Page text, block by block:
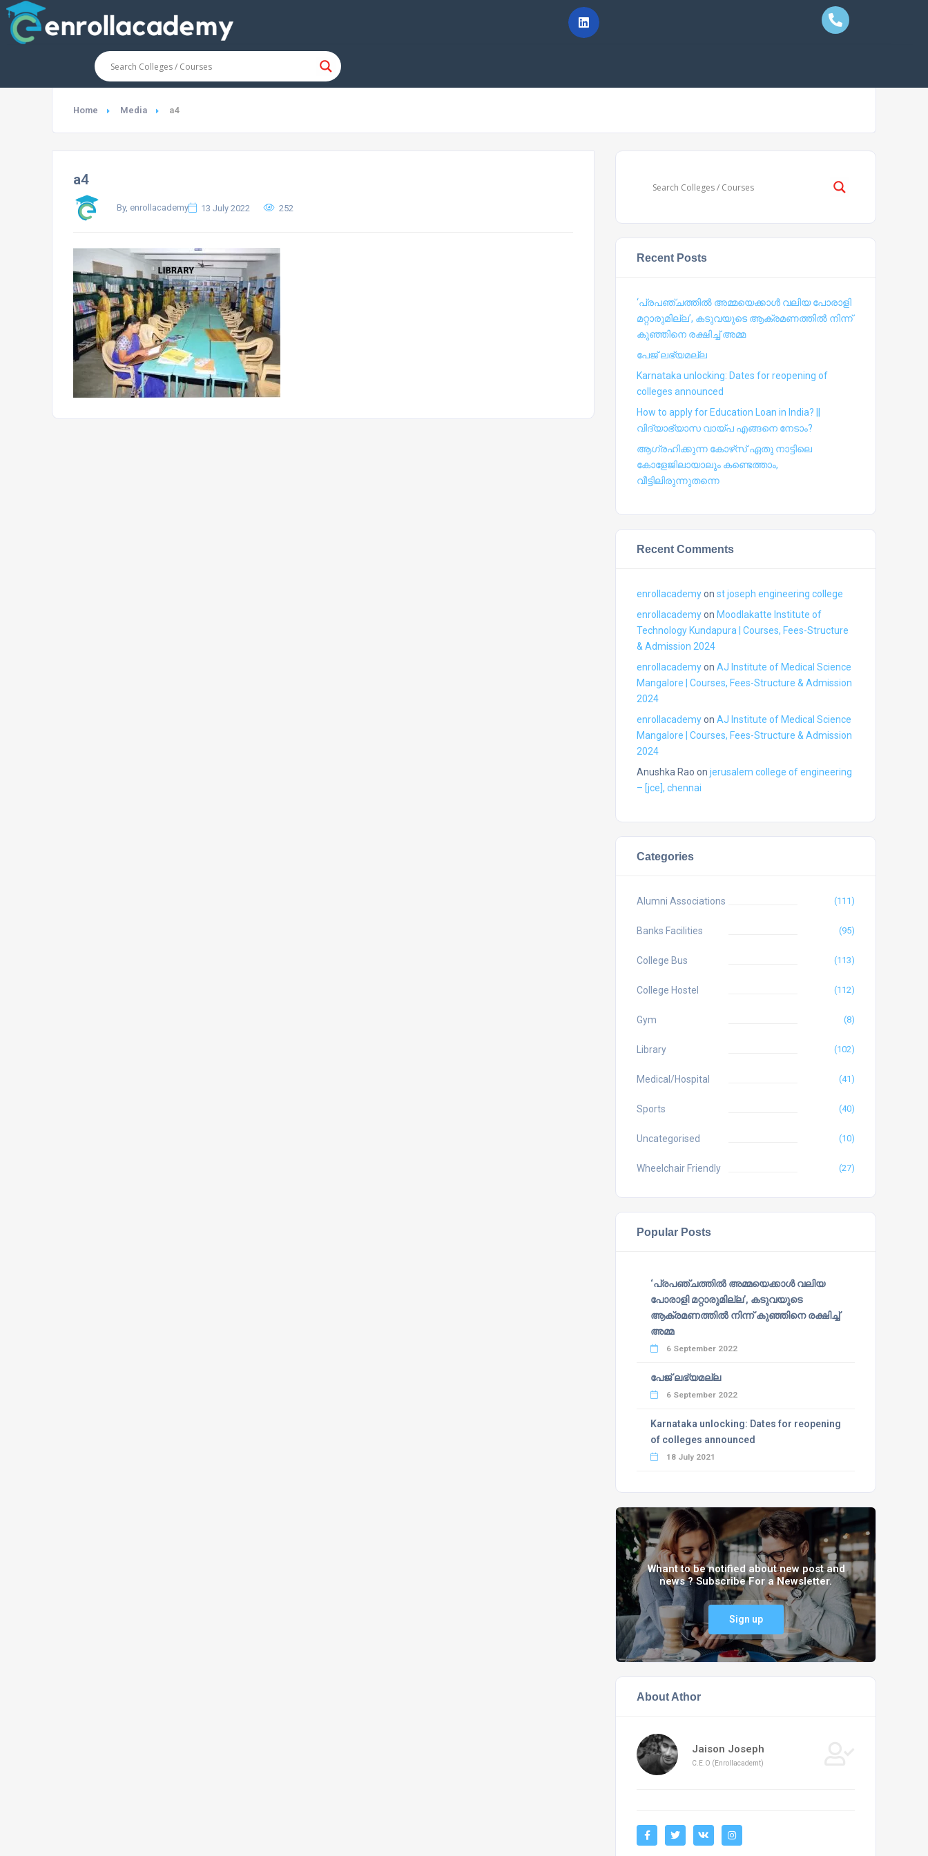
Home Media a4
a4
By, enrollacademy 13 July 2022 252
Recent Posts
‘പ്രപഞ്ചത്തില്‍ അമ്മയെക്കാള്‍ വലിയ പോരാളി
മറ്റാരുമില്ല’, കടുവയുടെ ആക്രമണത്തില്‍ നിന്ന്
കുഞ്ഞിനെ രക്ഷിച്ച് അമ്മ
പേജ് ലഭ്യമല്ല
Karnataka unlocking: Dates for reopening of
colleges announced
How to apply for Education Loan in India? ||
വിദ്യാഭ്യാസ വായ്പ എങ്ങനെ നേടാം?
ആഗ്രഹിക്കുന്ന കോഴ്‍സ് ഏതു നാട്ടിലെ
കോളേജിലായാലും കണ്ടെത്താം,
വീട്ടിലിരുന്നുതന്നെ
Recent Comments
enrollacademyon st joseph engineering college
enrollacademyon Moodlakatte Institute of
Technology Kundapura | Courses, Fees-Structure
& Admission 2024
enrollacademyon AJ Institute of Medical Science
Mangalore | Courses, Fees-Structure & Admission
2024
enrollacademyon AJ Institute of Medical Science
Mangalore | Courses, Fees-Structure & Admission
2024
Anushka Rao on jerusalem college of engineering
– [jce], chennai
Categories
Alumni Associations (111)
Banks Facilities (95)
College Bus (113)
College Hostel (112)
Gym (8)
Library (102)
Medical/Hospital (41)
Sports (40)
Uncategorised (10)
Wheelchair Friendly (27)
Popular Posts
‘പ്രപഞ്ചത്തില്‍ അമ്മയെക്കാള്‍ വലിയ
പോരാളി മറ്റാരുമില്ല’, കടുവയുടെ
ആക്രമണത്തില്‍ നിന്ന് കുഞ്ഞിനെ രക്ഷിച്ച്
അമ്മ
6 September 2022
പേജ് ലഭ്യമല്ല
6 September 2022
Karnataka unlocking: Dates for reopening
of colleges announced
18 July 2021
Whant to be notified about new post and
news ? Subscribe For a Newsletter.
Sign up
About Athor
Jaison Joseph
C.E.O (Enrollacademt)